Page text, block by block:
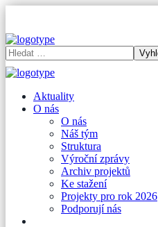
Aktuality
O nás
O nás
Náš tým
Struktura
Výroční zprávy
Archiv projektů
Ke stažení
Projekty pro rok 2026
Podporují nás